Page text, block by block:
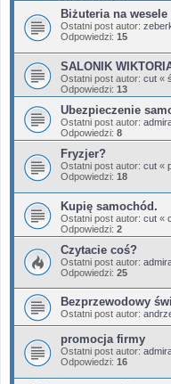
Biżuteria na wesele
Ostatni post autor:
Odpowiedzi: 15
SALONIK
Ostatni post autor: cut «
Odpowiedzi: 13
Ubezpieczenie
Ostatni post autor:
Odpowiedzi: 8
Fryzjer?
Ostatni post autor: cut «
Odpowiedzi: 18
Kupię samochód.
Ostatni post autor: cut «
Odpowiedzi: 2
Czytacie coś?
Ostatni post autor:
Odpowiedzi: 25
Bezprzewodowy
Ostatni post autor:
promocja firmy
Ostatni post autor:
Odpowiedzi: 16